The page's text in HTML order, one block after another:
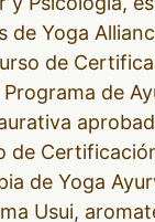
de Yoga
de
Programa de
de
de Yoga
Usui,